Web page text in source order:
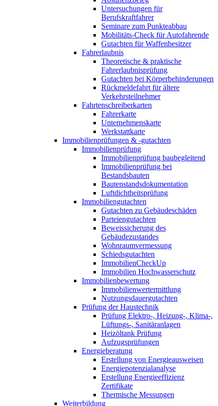
Untersuchungen für
Berufskraftfahrer
Seminare zum Punkteabbau
Mobilitäts-Check für Autofahrende
Gutachten für Waffenbesitzer
Fahrerlaubnis
Theoretische & praktische
Fahrerlaubnisprüfung
Gutachten bei Körperbehinderungen
Rückmeldefahrt für ältere
Verkehrsteilnehmer
Fahrtenschreiberkarten
Fahrerkarte
Unternehmenskarte
Werkstattkarte
Immobilienprüfungen & -gutachten
Immobilienprüfung
Immobilienprüfung baubegleitend
Immobilienprüfung bei
Bestandsbauten
Bautenstandsdokumentation
Luftdichtheitsprüfung
Immobiliengutachten
Gutachten zu Gebäudeschäden
Parteiengutachten
Beweissicherung des
Gebäudezustandes
Wohnraumvermessung
Schiedsgutachten
ImmobilienCheckUp
Immobilien Hochwasserschutz
Immobilienbewertung
Immobilienwertermittlung
Nutzungsdauergutachten
Prüfung der Haustechnik
Prüfung Elektro-, Heizung-, Klima-,
Lüftungs-, Sanitäranlagen
Heizöltank Prüfung
Aufzugsprüfungen
Energieberatung
Erstellung von Energieausweisen
Energiepotenzialanalyse
Erstellung Energieeffizienz
Zertifikate
Thermische Messungen
Weiterbildung